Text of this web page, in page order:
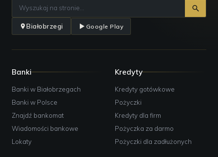
Białobrzegi Google Play
Banki
Banki w Białobrzegach
Banki w Polsce
Znajdź bankomat
Wiadomości bankowe
Lokaty
Kredyty
Kredyty gotówkowe
Pożyczki
Kredyty dla firm
Pożyczka za darmo
Pożyczki dla zadłużonych